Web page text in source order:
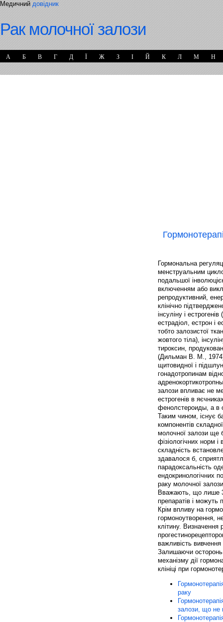
Медичний довідник
Рак молочної залози
А Б В Г Д Ї Ж З І Й К Л М Н
Гормональна
менструальним
подальшої
включенням або
репродуктивний,
клінічно
інсуліну і
естрадіол, естрон і
тобто залозистої
жовтого тіла),
тироксин,
(Дильман В. М., 1974).
щитовидної і
гонадотропинам
залози впливає не
естрогенів в
фенолстероиды, а в
Таким чином, існує
компонентів
молочної залози ще
фізіологічних норм
складність
здавалося б,
парадоксальність
ендокринологічних
раку молочної
Вважають, що лише
препаратів і можуть
Крім впливу на
гормоноутворення,
клітину. Визначення
важливість вивчення
Залишаючи осторонь
механізму дії
клініці при
раку
залози, що не